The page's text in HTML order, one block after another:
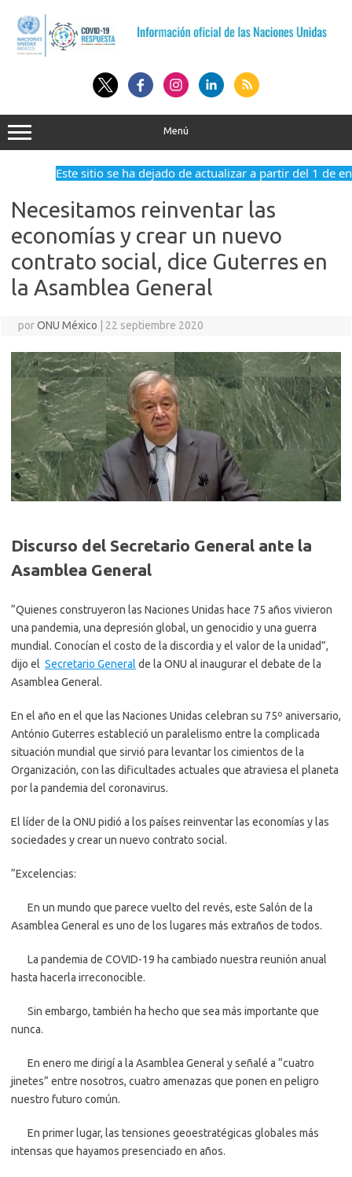
contenido
Menú
Este sitio se ha dejado de actualizar a partir del 1 de
Necesitamos reinventar las
economías y crear un nuevo
contrato social, dice Guterres en
la Asamblea General
porONU México 22 septiembre 2020
Discurso del Secretario General ante la
Asamblea General
“Quienes construyeron las Naciones Unidas hace 75 años vivieron
una pandemia, una depresión global, un genocidio y una guerra
mundial. Conocían el costo de la discordia y el valor de la unidad”,
dijo el Secretario General de la ONU al inaugurar el debate de la
Asamblea General.
En el año en el que las Naciones Unidas celebran su 75º aniversario,
António Guterres estableció un paralelismo entre la complicada
situación mundial que sirvió para levantar los cimientos de la
Organización, con las dificultades actuales que atraviesa el planeta
por la pandemia del coronavirus.
El líder de la ONU pidió a los países reinventar las economías y las
sociedades y crear un nuevo contrato social.
“Excelencias:
En un mundo que parece vuelto del revés, este Salón de la
Asamblea General es uno de los lugares más extraños de todos.
La pandemia de COVID-19 ha cambiado nuestra reunión anual
hasta hacerla irreconocible.
Sin embargo, también ha hecho que sea más importante que
nunca.
En enero me dirigí a la Asamblea General y señalé a “cuatro
jinetes” entre nosotros, cuatro amenazas que ponen en peligro
nuestro futuro común.
En primer lugar, las tensiones geoestratégicas globales más
intensas que hayamos presenciado en años.